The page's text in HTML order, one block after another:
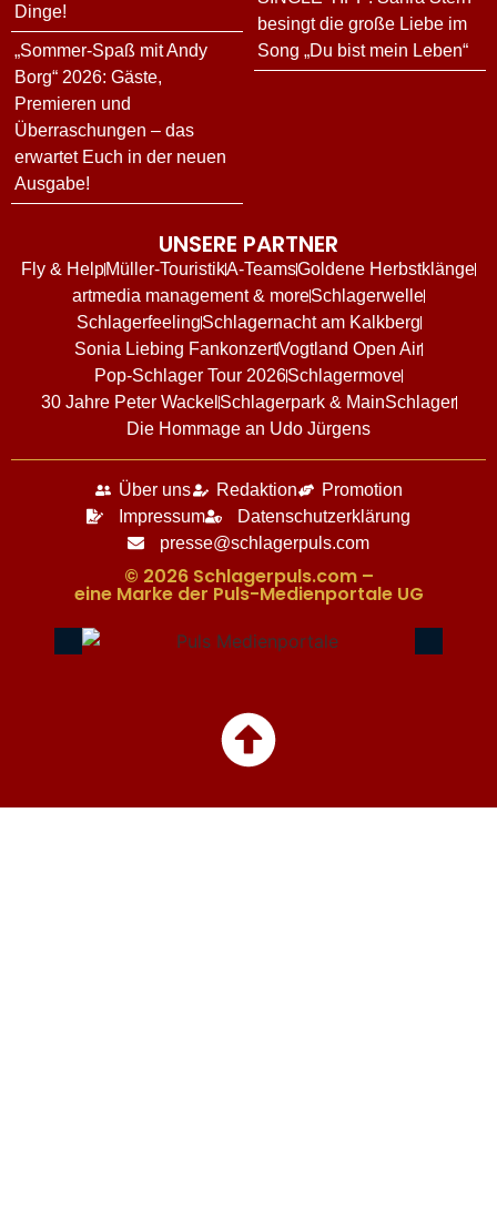
Dinge!
„Sommer-Spaß mit Andy
Borg“ 2026: Gäste,
Premieren und
Überraschungen – das
erwartet Euch in der neuen
Ausgabe!
besingt die große Liebe im
Song „Du bist mein Leben“
UNSERE PARTNER
Fly & HelpMüller-TouristikA-TeamsGoldene Herbstklänge
artmedia management & moreSchlagerwelle
SchlagerfeelingSchlagernacht am Kalkberg
Sonia Liebing FankonzertVogtland Open Air
Pop-Schlager Tour 2026Schlagermove
30 Jahre Peter Wackel Schlagerpark & MainSchlager
Die Hommage an Udo Jürgens
Über uns Redaktion
Promotion
Impressum
Datenschutzerklärung
presse@schlagerpuls.com
© 2026 Schlagerpuls.com –
eine Marke der Puls-Medienportale UG​